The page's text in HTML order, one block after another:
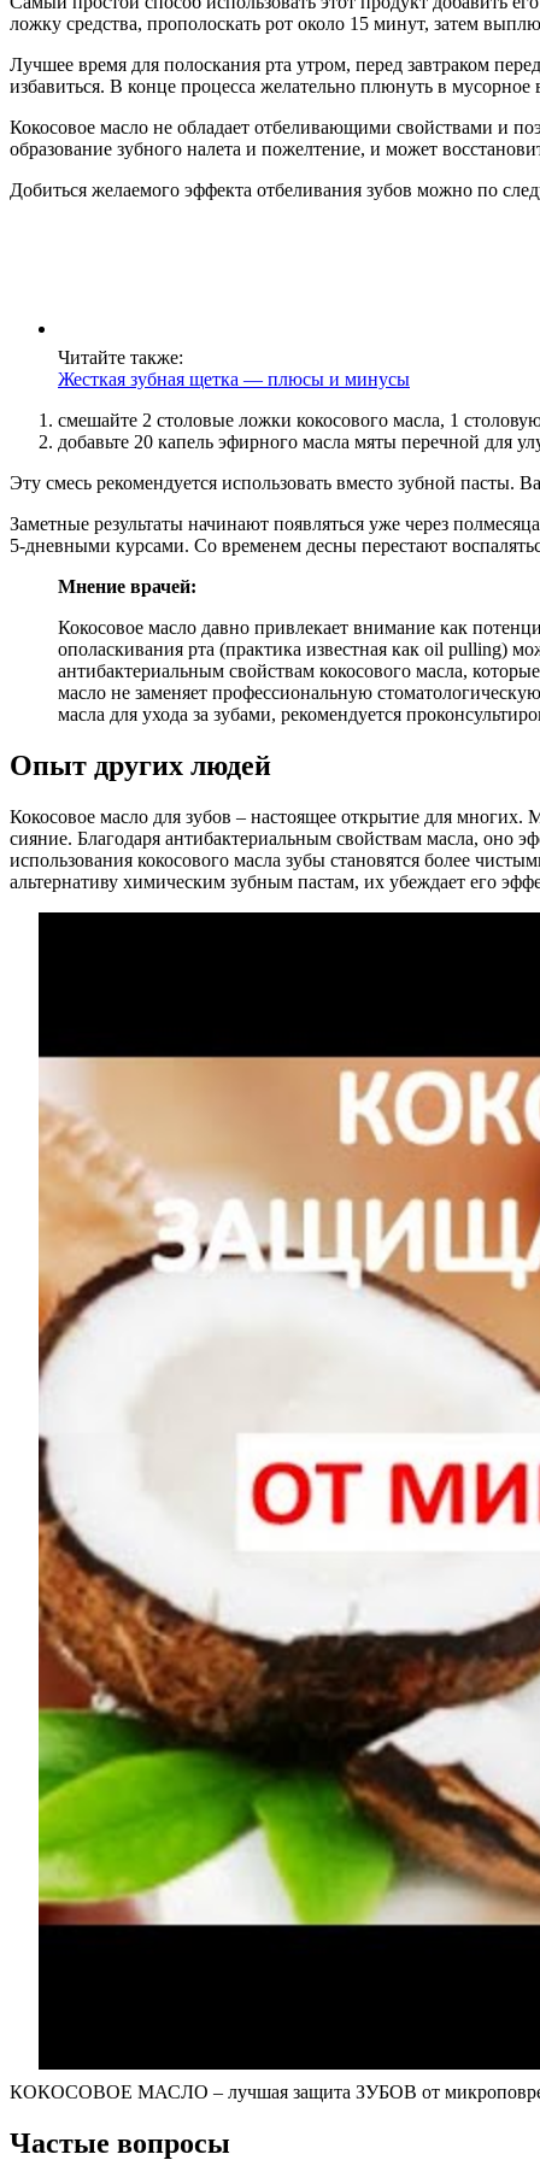
ложку средства, прополоскать рот около 15 минут, затем
Лучшее время для полоскания рта утром, перед завтраком
избавиться. В конце процесса желательно плюнуть в
Кокосовое масло не обладает отбеливающими свойствами и
образование зубного налета и пожелтение, и может
Добиться желаемого эффекта отбеливания зубов можно по
Читайте также:
Жесткая зубная щетка — плюсы и минусы
смешайте 2 столовые ложки кокосового масла, 1
добавьте 20 капель эфирного масла мяты перечной для
Эту смесь рекомендуется использовать вместо зубной пасты.
Заметные результаты начинают появляться уже через
5-дневными курсами. Со временем десны перестают
Мнение врачей:
Кокосовое масло давно привлекает внимание как
ополаскивания рта (практика известная как oil pulling)
антибактериальным свойствам кокосового масла,
масло не заменяет профессиональную
масла для ухода за зубами, рекомендуется
Опыт других людей
Кокосовое масло для зубов – настоящее открытие для
сияние. Благодаря антибактериальным свойствам масла, оно
использования кокосового масла зубы становятся более
альтернативу химическим зубным пастам, их убеждает его
КОКОСОВОЕ МАСЛО – лучшая защита ЗУБОВ от
Частые вопросы